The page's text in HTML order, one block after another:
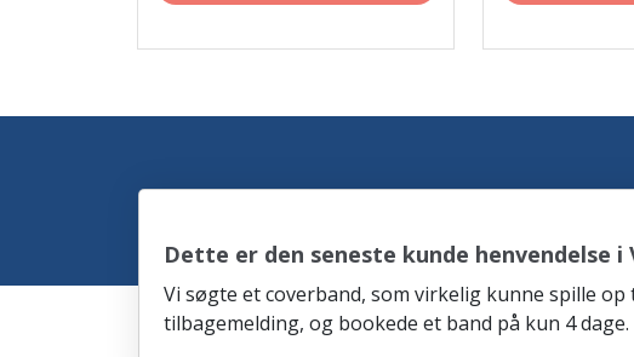
Dette er den seneste kunde henvendelse i
Vi søgte et coverband, som virkelig kunne spille
tilbagemelding, og bookede et band på kun 4 dage.